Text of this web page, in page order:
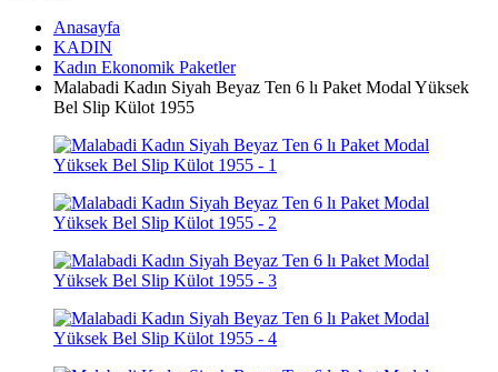
Anasayfa
KADIN
Kadın Ekonomik Paketler
Malabadi Kadın Siyah Beyaz Ten 6 lı Paket Modal Yüksek
Bel Slip Külot 1955